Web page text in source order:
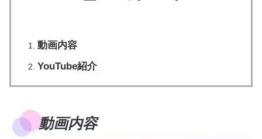
動画内容
YouTube紹介
動画内容